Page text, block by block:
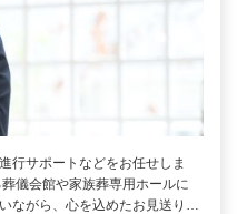
行サポートなどをお任せしま
儀会館や家族葬専用ホールに
ながら、心を込めたお見送り…